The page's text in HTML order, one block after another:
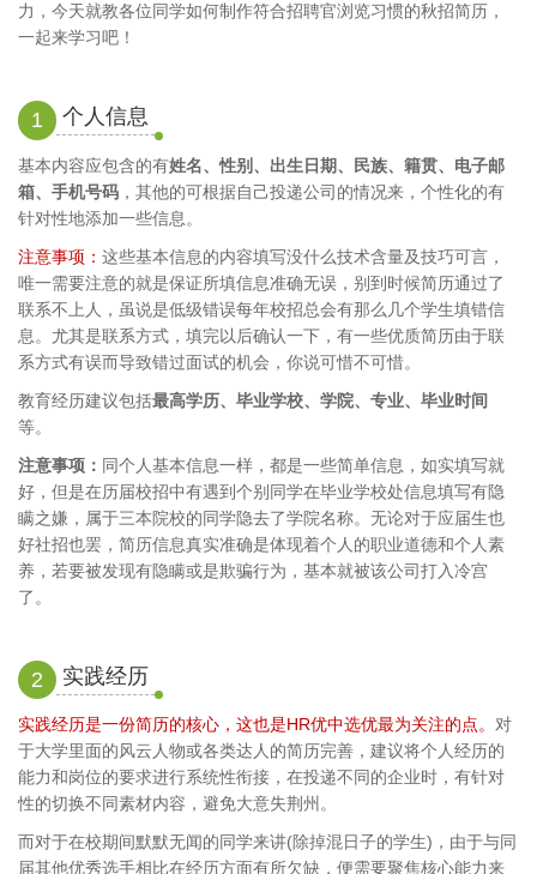
力，今天就教各位同学如何制作符合招聘官浏览习惯的秋招简历，
一起来学习吧！
1 个人信息
基本内容应包含的有姓名、性别、出生日期、民族、籍贯、电子邮
箱、手机号码 ，其他的可根据自己投递公司的情况来，个性化的有
针对性地添加一些信息。
注意事项： 这些基本信息的内容填写没什么技术含量及技巧可言，
唯一需要注意的就是保证所填信息准确无误，别到时候简历通过了
联系不上人，虽说是低级错误每年校招总会有那么几个学生填错信
息。尤其是联系方式，填完以后确认一下，有一些优质简历由于联
系方式有误而导致错过面试的机会，你说可惜不可惜。
教育经历建议包括最高学历、毕业学校、学院、专业、毕业时间
等。
注意事项： 同个人基本信息一样，都是一些简单信息，如实填写就
好，但是在历届校招中有遇到个别同学在毕业学校处信息填写有隐
瞒之嫌，属于三本院校的同学隐去了学院名称。无论对于应届生也
好社招也罢，简历信息真实准确是体现着个人的职业道德和个人素
养，若要被发现有隐瞒或是欺骗行为，基本就被该公司打入冷宫
了。
2 实践经历
实践经历是一份简历的核心 ，这也是HR优中选优最为关注的点。 对
于大学里面的风云人物或各类达人的简历完善，建议将个人经历的
能力和岗位的要求进行系统性衔接，在投递不同的企业时，有针对
性的切换不同素材内容，避免大意失荆州。
而对于在校期间默默无闻的同学来讲(除掉混日子的学生)，由于与同
届其他优秀选手相比在经历方面有所欠缺，便需要聚焦核心能力来